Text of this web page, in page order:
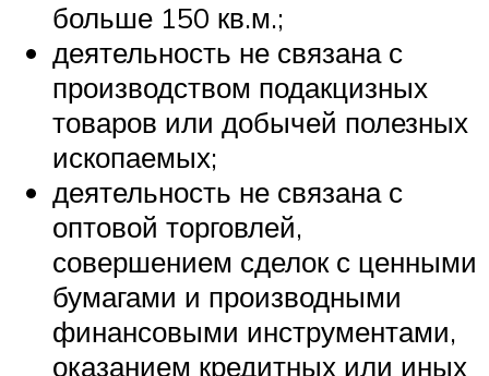
больше 150 кв.м.;
деятельность не связана с
производством подакцизных
товаров или добычей полезных
ископаемых;
деятельность не связана с
оптовой торговлей,
совершением сделок с ценными
бумагами и производными
финансовыми инструментами,
оказанием кредитных или иных